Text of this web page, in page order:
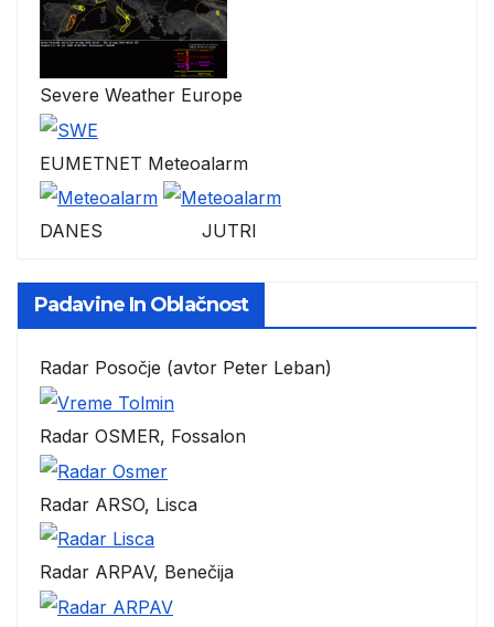
Severe Weather Europe
EUMETNET Meteoalarm
DANES JUTRI
Padavine In Oblačnost
Radar Posočje (avtor Peter Leban)
Radar OSMER, Fossalon
Radar ARSO, Lisca
Radar ARPAV, Benečija